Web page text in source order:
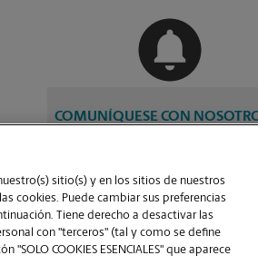
COMUNÍQUESE CON
Alto
sitio(s) y en los sitios de nuestros
las cookies. Puede cambiar sus preferencias
Tiene derecho a desactivar las
con "terceros" (tal y como se define
COOKIES ESENCIALES" que aparece